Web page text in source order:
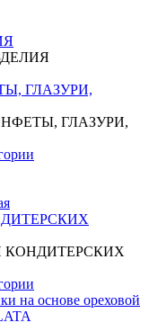
ГЛАЗУРИ,
ГЛАЗУРИ,
КОНДИТЕРСКИХ
на основе ореховой